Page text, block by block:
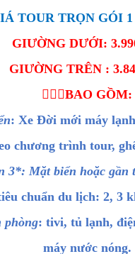
TOUR TRỌN GÓI
GIƯỜNG DƯỚI:
GIƯỜNG TRÊN :
BAO GỒM:
: Xe Đời mới máy
chương trình tour,
3*: Mặt biển hoặc gần
chuẩn du lịch: 2, 3
phòng: tivi, tủ lạnh,
máy nước nóng.